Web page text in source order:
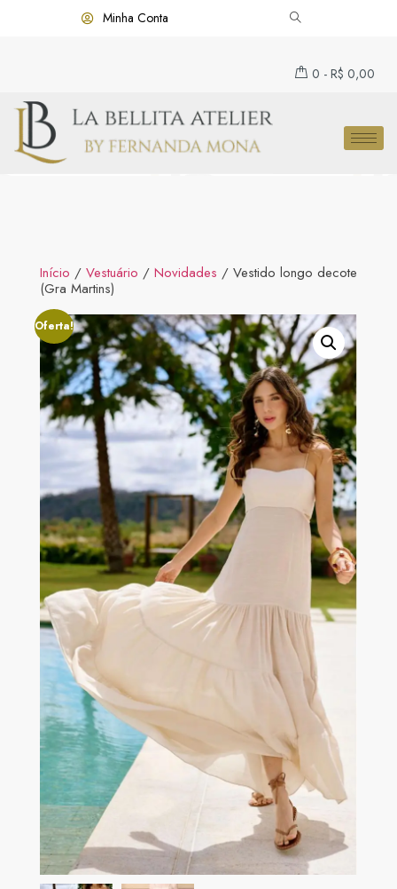
Minha Conta
0 - R$ 0,00
Início / Vestuário / Novidades / Vestido longo decote
(Gra Martins)
Oferta!